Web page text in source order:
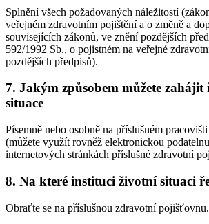
Splnění všech požadovaných náležitostí
veřejném zdravotním pojištění a o změně a
souvisejících zákonů, ve znění pozdějších
592/1992 Sb., o pojistném na veřejné
pozdějších předpisů).
7. Jakým způsobem můžete zahájit
situace
Písemně nebo osobně na příslušném
(můžete využít rovněž elektronickou
internetových stránkách příslušné zdravotní
8. Na které instituci životní situaci
Obraťte se na příslušnou zdravotní pojišťovnu.